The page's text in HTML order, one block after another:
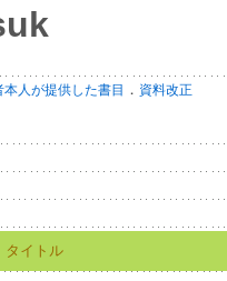
本人が提供した書目 ． 資料改正
タイトル